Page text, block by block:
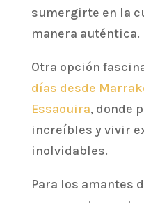
sumergirte en la
manera auténtica.
Otra opción
días desde
Essaouira, donde
increíbles y vivir
inolvidables.
Para los amantes